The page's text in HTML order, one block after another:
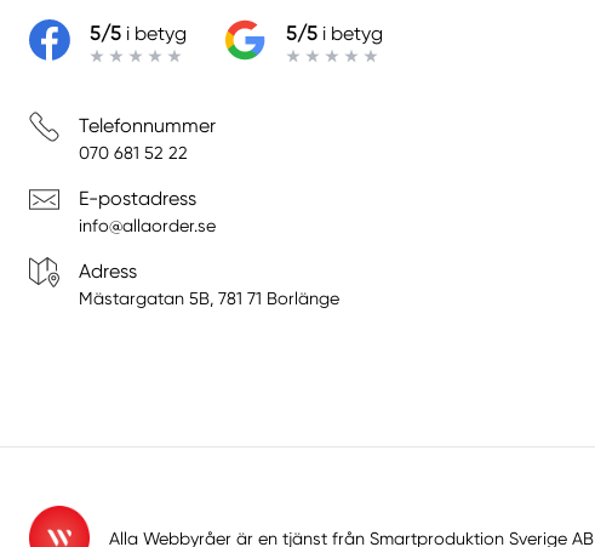
5/5 i betyg 5/5 i betyg
Telefonnummer
070 681 52 22
E-postadress
info@allaorder.se
Adress
Mästargatan 5B, 781 71 Borlänge
Alla Webbyråer är en tjänst från Smartproduktion Sverige AB